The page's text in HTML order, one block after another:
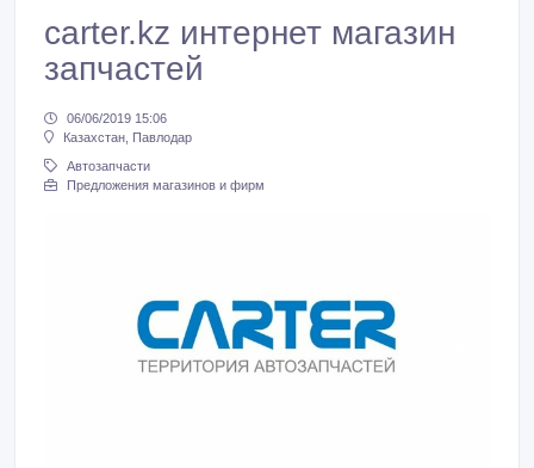
carter.kz интернет магазин
запчастей
06/06/2019 15:06
Казахстан, Павлодар
Автозапчасти
Предложения магазинов и фирм